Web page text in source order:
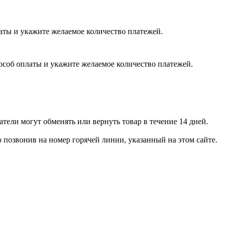
и укажите желаемое количество платежей.
оплаты и укажите желаемое количество платежей.
могут обменять или вернуть товар в течение 14 дней.
на номер горячей линии, указанный на этом сайте.